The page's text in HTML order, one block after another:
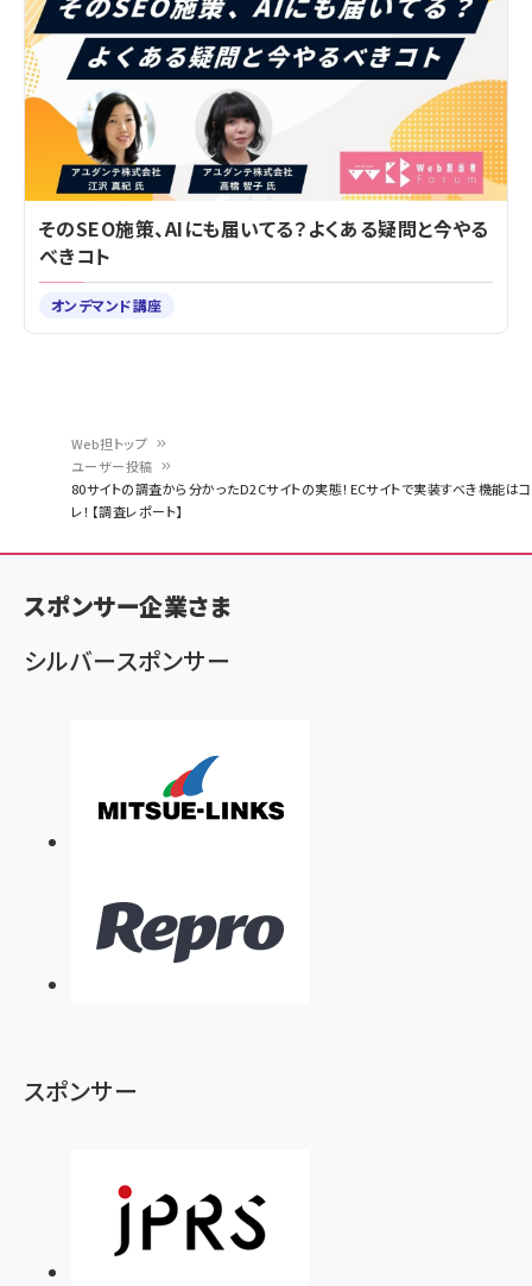
く
ず
Web担トップ
ユーザー投稿
80サイトの調査から分かったD2Cサイトの実態！ECサイトで実装すべき機能はコ
レ！【調査レポート】
そのSEO施策、AIにも届いてる？よくある疑問と今やる
べきコト
オンデマンド講座
スポンサー企業さま
シルバースポンサー
スポンサー